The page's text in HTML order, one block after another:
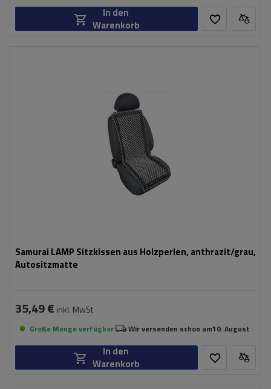
In den
Warenkorb
Samurai LAMP Sitzkissen aus Holzperlen, anthrazit/grau,
Autositzmatte
35,49 € inkl. MwSt
Große Menge verfügbar Wir versenden schon am10. August
In den
Warenkorb